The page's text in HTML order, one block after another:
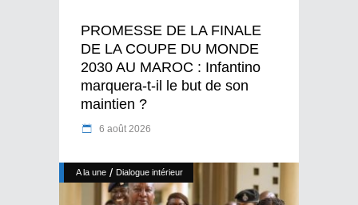
PROMESSE DE LA FINALE
DE LA COUPE DU MONDE
2030 AU MAROC : Infantino
marquera-t-il le but de son
maintien ?
6 août 2026
A la une / Dialogue intérieur